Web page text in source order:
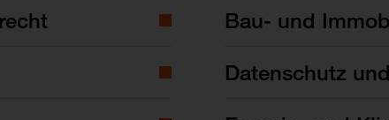
Bau- und
Datenschutz